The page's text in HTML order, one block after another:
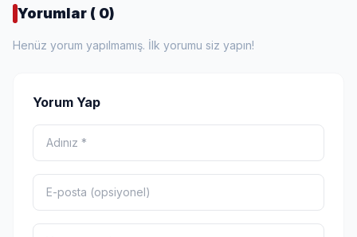
Yorumlar ( 0)
Henüz yorum yapılmamış. İlk yorumu siz yapın!
Yorum Yap